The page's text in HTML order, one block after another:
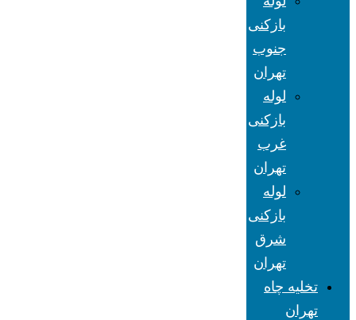
بازکنی
جنوب
تهران
لوله
بازکنی
غرب
تهران
لوله
بازکنی
شرق
تهران
تخلیه چاه
تهران